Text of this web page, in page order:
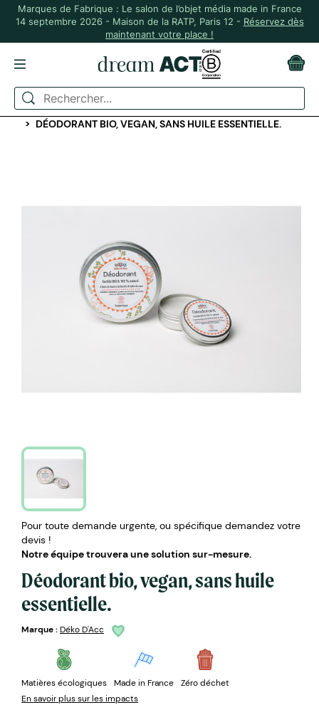
Marques de Fabrique : Le salon de l’objet média made in France
14 septembre 2026 - Maison de la RATP, Paris 12 - Réservez dès
maintenant votre place !
ACCUEIL
BEAUTÉ ET BIEN-ÊTRE
ACCESSOIRES SALLE DE BAIN
DÉODORANT BIO, VEGAN, SANS HUILE ESSENTIELLE.
Pour toute demande urgente, ou spécifique demandez votre
devis !
Notre équipe trouvera une solution sur-mesure.
Déodorant bio, vegan, sans huile
essentielle.
Marque :Déko D'Acc
Matières écologiques Made in France
Zéro déchet
En savoir plus sur les impacts